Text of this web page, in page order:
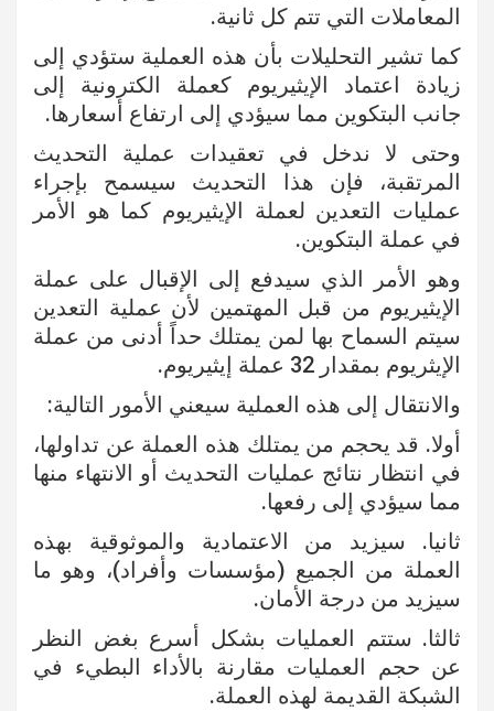
المعاملات التي تتم كل ثانية.
كما تشير التحليلات بأن هذه العملية ستؤدي إلى
زيادة اعتماد الإيثيريوم كعملة الكترونية إلى
جانب البتكوين مما سيؤدي إلى ارتفاع أسعارها.
وحتى لا ندخل في تعقيدات عملية التحديث
المرتقبة، فإن هذا التحديث سيسمح بإجراء
عمليات التعدين لعملة الإيثيريوم كما هو الأمر
في عملة البتكوين.
وهو الأمر الذي سيدفع إلى الإقبال على عملة
الإيثيريوم من قبل المهتمين لأن عملية التعدين
سيتم السماح بها لمن يمتلك حداً أدنى من عملة
الإيثريوم بمقدار 32 عملة إيثيريوم.
والانتقال إلى هذه العملية سيعني الأمور التالية:
أولا. قد يحجم من يمتلك هذه العملة عن تداولها،
في انتظار نتائج عمليات التحديث أو الانتهاء منها
مما سيؤدي إلى رفعها.
ثانيا. سيزيد من الاعتمادية والموثوقية بهذه
العملة من الجميع (مؤسسات وأفراد)، وهو ما
سيزيد من درجة الأمان.
ثالثا. ستتم العمليات بشكل أسرع بغض النظر
عن حجم العمليات مقارنة بالأداء البطيء في
الشبكة القديمة لهذه العملة.